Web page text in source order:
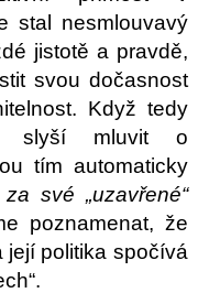
stal nesmlouvavý
jistotě a pravdě,
svou dočasnost
Když tedy
slyší mluvit o
tím automaticky
své „uzavřené“
poznamenat, že
politika spočívá